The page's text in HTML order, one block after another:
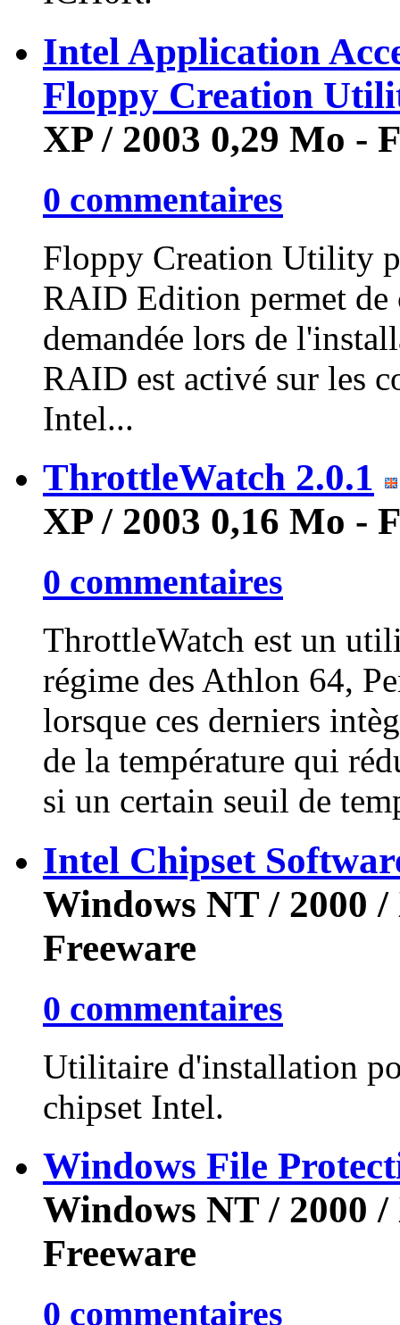
Intel Application
Floppy Creation
XP / 2003 0,29 Mo -
0 commentaires
Floppy Creation Utility
RAID Edition permet de
demandée lors de
RAID est activé sur les
Intel...
ThrottleWatch 2.0.1
XP / 2003 0,16 Mo -
0 commentaires
ThrottleWatch est un
régime des Athlon 64,
lorsque ces derniers
de la température qui
si un certain seuil de
Intel Chipset
Windows NT / 2000 /
Freeware
0 commentaires
Utilitaire d'installation
chipset Intel.
Windows File
Windows NT / 2000 /
Freeware
0 commentaires